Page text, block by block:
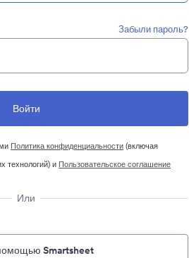
Забыли пароль?
Политика конфиденциальности(включая
технологий) и Пользовательское соглашение
Или
Smartsheet